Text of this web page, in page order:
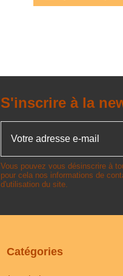
S'inscrire à la
Vous pouvez vous désinscrire à
pour cela nos informations de
d'utilisation du site.
Catégories